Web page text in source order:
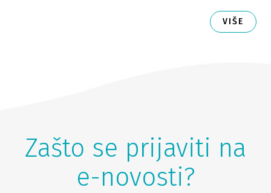
VIŠE
Zašto se prijaviti na
e-novosti?